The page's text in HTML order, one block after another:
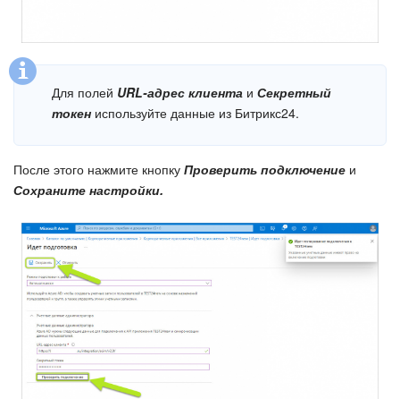
Для полей URL-адрес клиента и Секретный
токен используйте данные из Битрикс24.
После этого нажмите кнопку Проверить подключение и
Сохраните настройки.